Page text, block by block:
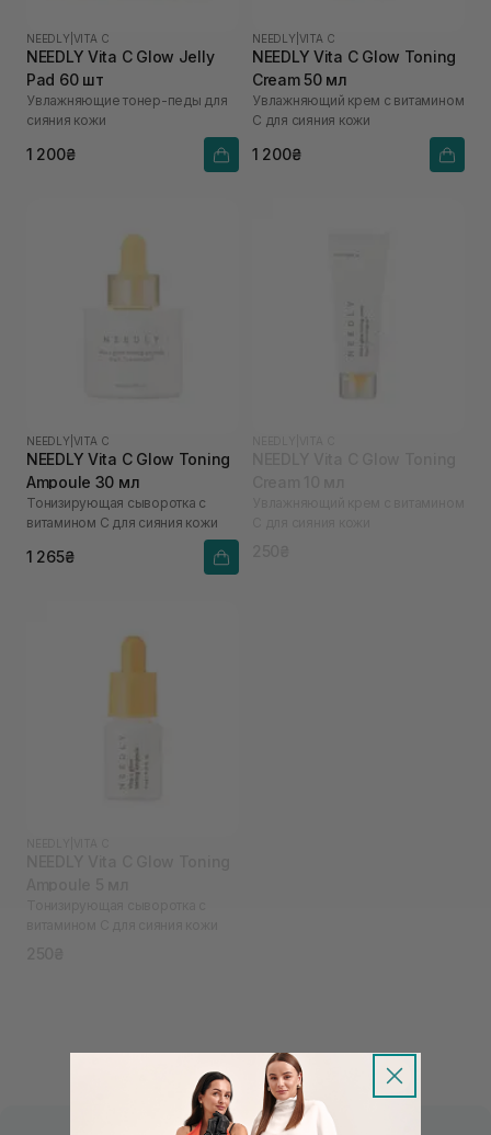
NEEDLY VITA C
NEEDLY Vita C Glow Jelly
Pad 60 шт
Увлажняющие тонер-педы для
сияния кожи
1 200₴
NEEDLY VITA C
NEEDLY Vita C Glow Toning
Cream 50 мл
Увлажняющий крем с витамином
С для сияния кожи
1 200₴
NEEDLY VITA C
NEEDLY Vita C Glow Toning
Ampoule 30 мл
Тонизирующая сыворотка с
витамином С для сияния кожи
1 265₴